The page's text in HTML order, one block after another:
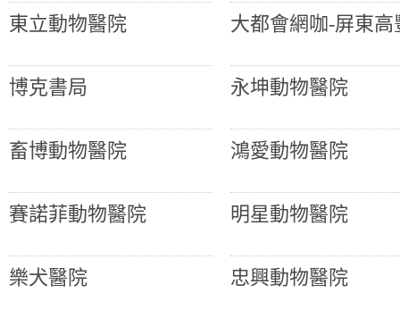
東立動物醫院 大都會網咖-屏東高
博克書局 永坤動物醫院
畜博動物醫院 鴻愛動物醫院
賽諾菲動物醫院 明星動物醫院
樂犬醫院 忠興動物醫院